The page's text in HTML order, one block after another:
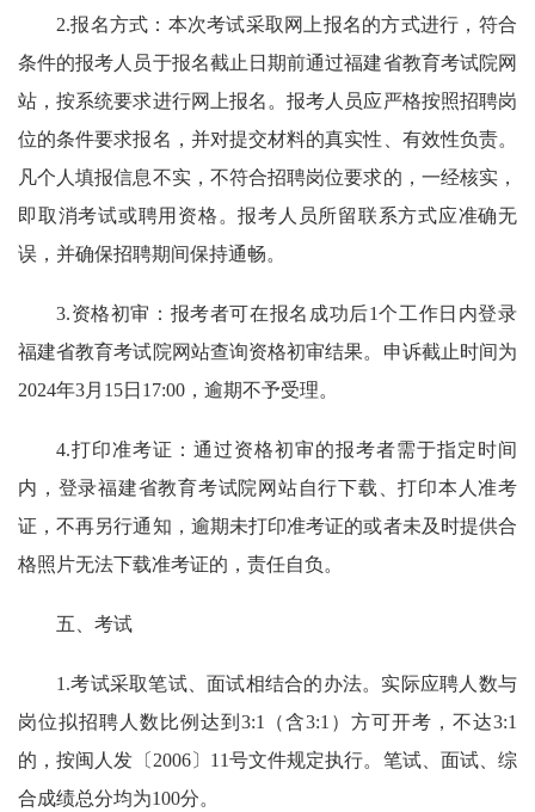
2.报名方式：本次考试采取网上报名的方式进行，符合
条件的报考人员于报名截止日期前通过福建省教育考试院网
站，按系统要求进行网上报名。报考人员应严格按照招聘岗
位的条件要求报名，并对提交材料的真实性、有效性负责。
凡个人填报信息不实，不符合招聘岗位要求的，一经核实，
即取消考试或聘用资格。报考人员所留联系方式应准确无
误，并确保招聘期间保持通畅。
3.资格初审：报考者可在报名成功后1个工作日内登录
福建省教育考试院网站查询资格初审结果。申诉截止时间为
2024年3月15日17:00，逾期不予受理。
4.打印准考证：通过资格初审的报考者需于指定时间
内，登录福建省教育考试院网站自行下载、打印本人准考
证，不再另行通知，逾期未打印准考证的或者未及时提供合
格照片无法下载准考证的，责任自负。
五、考试
1.考试采取笔试、面试相结合的办法。实际应聘人数与
岗位拟招聘人数比例达到3:1（含3:1）方可开考，不达3:1
的，按闽人发〔2006〕11号文件规定执行。笔试、面试、综
合成绩总分均为100分。